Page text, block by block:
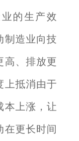
的生产效
制造业向技
高、排放更
上抵消由于
本上涨，让
在更长时间